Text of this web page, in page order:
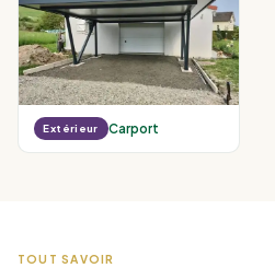
Extérieur Carport
TOUT SAVOIR